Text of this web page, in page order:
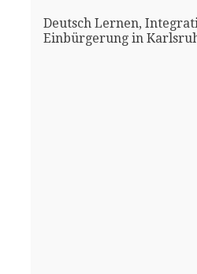
Deutsch Lernen,
Einbürgerung in